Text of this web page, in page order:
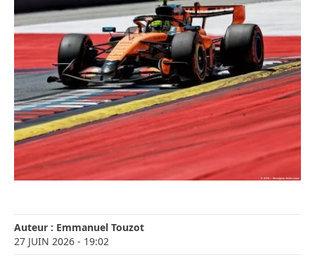
Auteur : Emmanuel Touzot
27 JUIN 2026 - 19:02